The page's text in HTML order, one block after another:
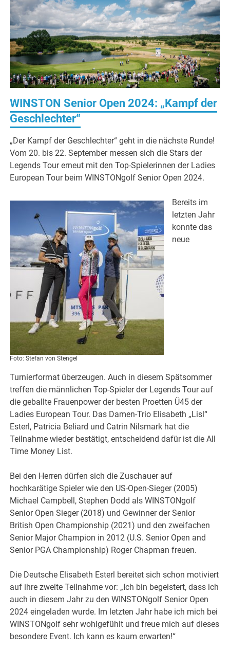
WINSTON Senior Open 2024: „Kampf der
Geschlechter“
„Der Kampf der Geschlechter“ geht in die nächste Runde!
Vom 20. bis 22. September messen sich die Stars der
Legends Tour erneut mit den Top-Spielerinnen der Ladies
European Tour beim WINSTONgolf Senior Open 2024.
Foto: Stefan von Stengel
Bereits im
letzten Jahr
konnte das
neue
Turnierformat überzeugen. Auch in diesem Spätsommer
treffen die männlichen Top-Spieler der Legends Tour auf
die geballte Frauenpower der besten Proetten Ü45 der
Ladies European Tour. Das Damen-Trio Elisabeth „Lisl“
Esterl, Patricia Beliard und Catrin Nilsmark hat die
Teilnahme wieder bestätigt, entscheidend dafür ist die All
Time Money List.
Bei den Herren dürfen sich die Zuschauer auf
hochkarätige Spieler wie den US-Open-Sieger (2005)
Michael Campbell, Stephen Dodd als WINSTONgolf
Senior Open Sieger (2018) und Gewinner der Senior
British Open Championship (2021) und den zweifachen
Senior Major Champion in 2012 (U.S. Senior Open and
Senior PGA Championship) Roger Chapman freuen.
Die Deutsche Elisabeth Esterl bereitet sich schon motiviert
auf ihre zweite Teilnahme vor: „Ich bin begeistert, dass ich
auch in diesem Jahr zu den WINSTONgolf Senior Open
2024 eingeladen wurde. Im letzten Jahr habe ich mich bei
WINSTONgolf sehr wohlgefühlt und freue mich auf dieses
besondere Event. Ich kann es kaum erwarten!“